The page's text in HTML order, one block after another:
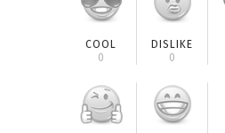
COOL
0
DISLIKE
0